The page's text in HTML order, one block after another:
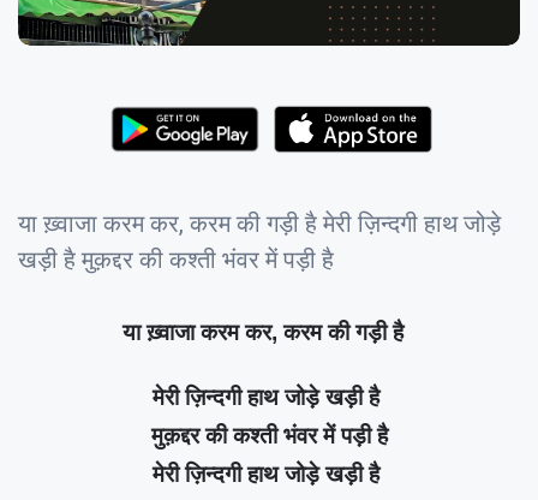
या ख़्वाजा करम कर, करम की गड़ी है मेरी ज़िन्दगी हाथ जोड़े
खड़ी है मुक़द्दर की कश्ती भंवर में पड़ी है
या ख़्वाजा करम कर, करम की गड़ी है
मेरी ज़िन्दगी हाथ जोड़े खड़ी है
मुक़द्दर की कश्ती भंवर में पड़ी है
मेरी ज़िन्दगी हाथ जोड़े खड़ी है